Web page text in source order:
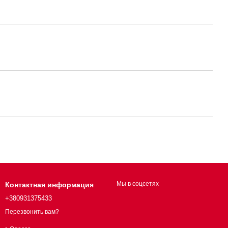
Контактная информация
+380931375433
Перезвонить вам?
Мы в соцсетях